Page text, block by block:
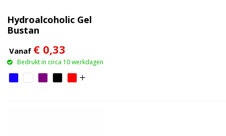
Hydroalcoholic Gel
Bustan
Vanaf € 0,33
Bedrukt in circa 10 werkdagen